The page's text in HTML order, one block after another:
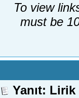
To view
must be
Yanıt: